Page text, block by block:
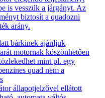
is vesszük a járgányt. Az
biztosít a quadozni
arány.
bárkinek ajánljuk
motornak köszönhetően
mint pl. egy
quad nem a
állapotjelzővel ellátott